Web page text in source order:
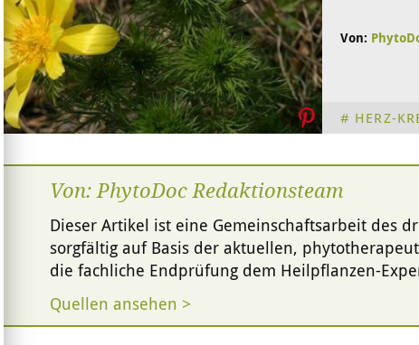
Von:
HERZ-
Von: PhytoDoc Redaktionsteam
Dieser Artikel ist eine Gemeinschaftsarbeit des
sorgfältig auf Basis der aktuellen,
die fachliche Endprüfung dem Heilpflanzen-
Quellen ansehen >